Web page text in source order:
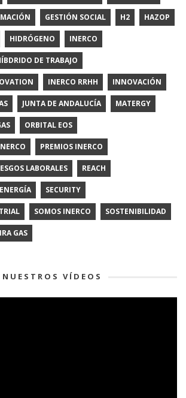
GESTIÓN SOCIAL H2 HAZOP
HIDRÓGENO INERCO
DE TRABAJO
INERCO RRHH INNOVACIÓN
JUNTA DE ANDALUCÍA MATERGY
ORBITAL EOS
PREMIOS INERCO
LABORALES REACH
SECURITY
SOMOS INERCO SOSTENIBILIDAD
GAS
NUESTROS VÍDEOS